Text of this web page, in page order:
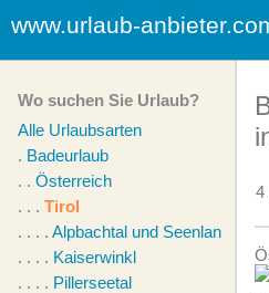
www.urlaub-
Wo suchen Sie Urlaub?
Alle Urlaubsarten
. Badeurlaub
. . Österreich
. . . Tirol
. . . . Alpbachtal und Seenland
. . . . Kaiserwinkl
. . . . Pillerseetal
4